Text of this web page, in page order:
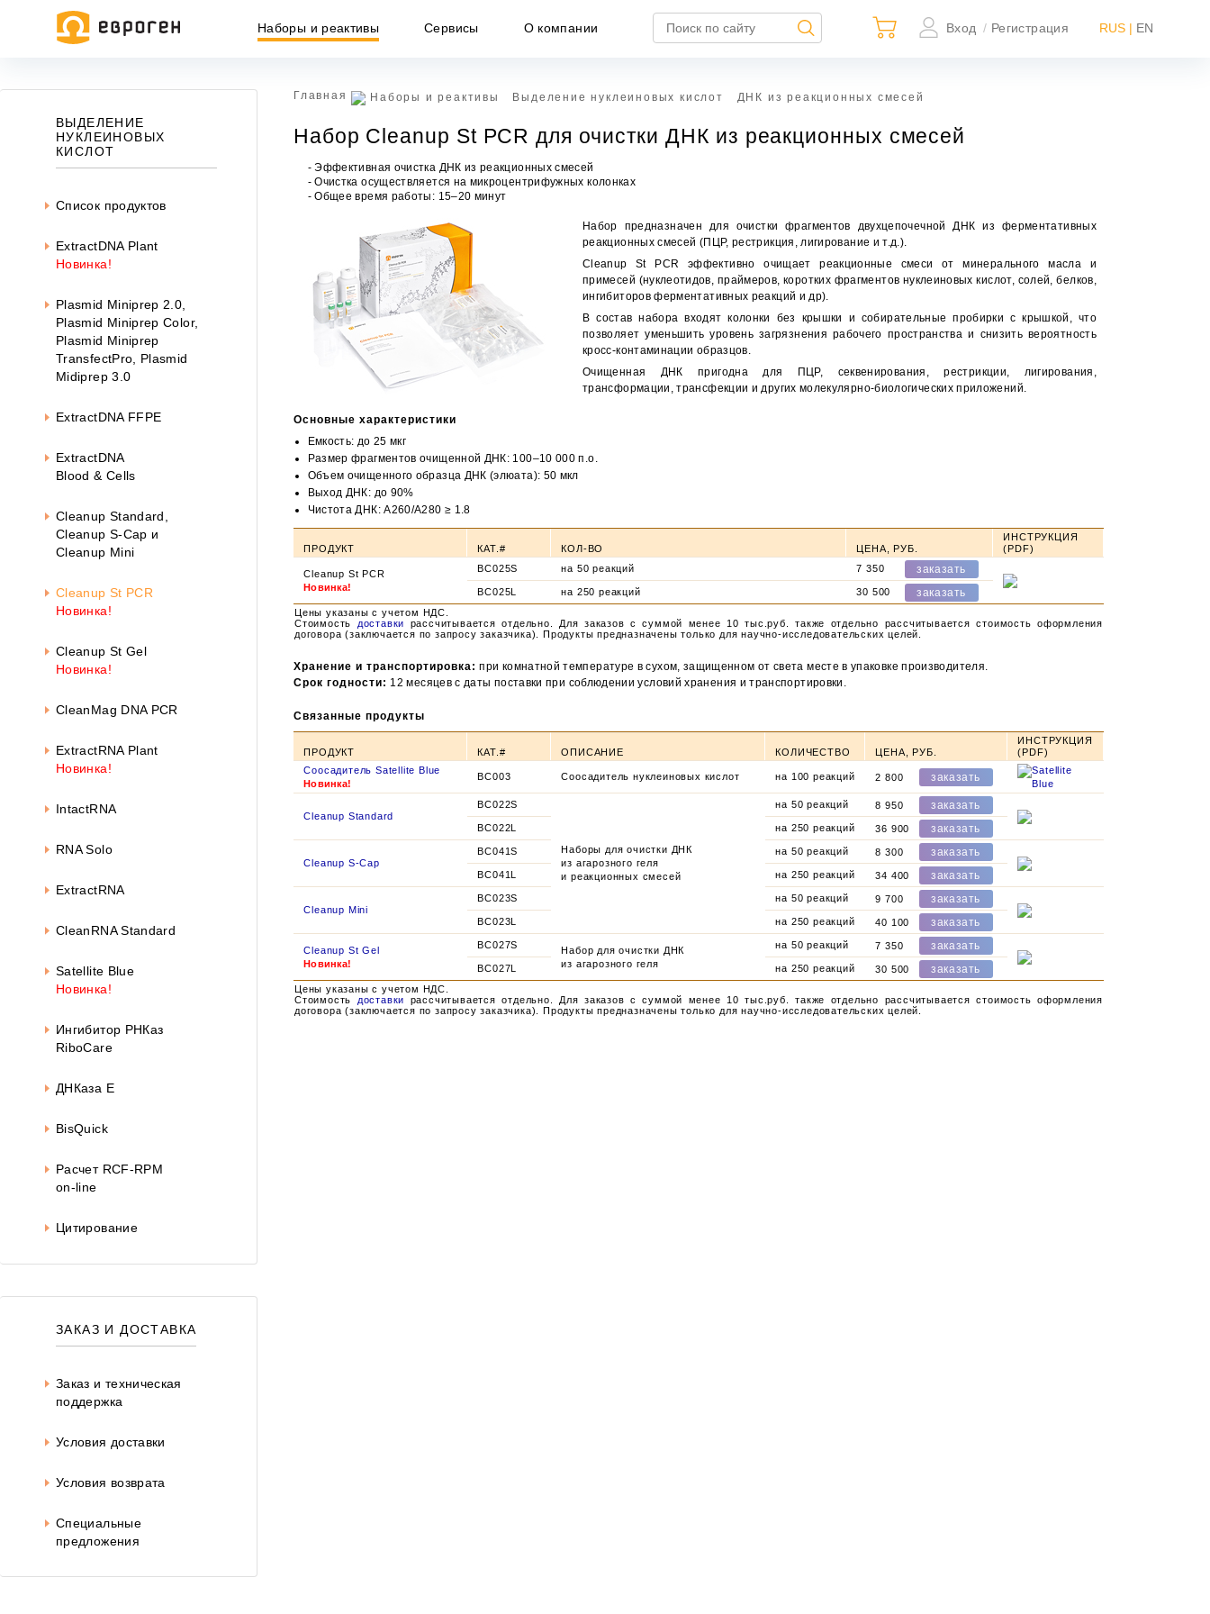
Наборы и реактивы Сервисы О компании Вход / Регистрация RUS | EN
ВЫДЕЛЕНИЕ
НУКЛЕИНОВЫХ
КИСЛОТ
Список продуктов
ExtractDNA Plant
Новинка!
Plasmid Miniprep 2.0,
Plasmid Miniprep Color,
Plasmid Miniprep
TransfectPro, Plasmid
Midiprep 3.0
ExtractDNA FFPE
ExtractDNA
Blood & Cells
Cleanup Standard,
Cleanup S-Cap и
Cleanup Mini
Cleanup St PCR
Новинка!
Cleanup St Gel
Новинка!
CleanMag DNA PCR
ExtractRNA Plant
Новинка!
IntactRNA
RNA Solo
ExtractRNA
CleanRNA Standard
Satellite Blue
Новинка!
Ингибитор РНКаз
RiboCare
ДНКаза Е
BisQuick
Расчет RCF-RPM
on-line
Цитирование
ЗАКАЗ И ДОСТАВКА
Заказ и техническая
поддержка
Условия доставки
Условия возврата
Специальные
предложения
Главная Наборы и реактивы Выделение нуклеиновых кислот ДНК из реакционных смесей
Набор Cleanup St PCR для очистки ДНК из реакционных смесей
- Эффективная очистка ДНК из реакционных смесей
- Очистка осуществляется на микроцентрифужных колонках
- Общее время работы: 15–20 минут
Набор предназначен для очистки фрагментов двухцепочечной ДНК из ферментативных
реакционных смесей (ПЦР, рестрикция, лигирование и т.д.).
Cleanup St PCR эффективно очищает реакционные смеси от минерального масла и
примесей (нуклеотидов, праймеров, коротких фрагментов нуклеиновых кислот, солей, белков,
ингибиторов ферментативных реакций и др).
В состав набора входят колонки без крышки и собирательные пробирки с крышкой, что
позволяет уменьшить уровень загрязнения рабочего пространства и снизить вероятность
кросс-контаминации образцов.
Очищенная ДНК пригодна для ПЦР, секвенирования, рестрикции, лигирования,
трансформации, трансфекции и других молекулярно-биологических приложений.
Основные характеристики
Емкость: до 25 мкг
Размер фрагментов очищенной ДНК: 100–10 000 п.о.
Объем очищенного образца ДНК (элюата): 50 мкл
Выход ДНК: до 90%
Чистота ДНК: А260/А280 ≥ 1.8
ПРОДУКТ КАТ.# КОЛ-ВО ЦЕНА, РУБ.
ИНСТРУКЦИЯ
(PDF)
Цены указаны с учетом НДС.
Стоимость
доставки рассчитывается отдельно. Для заказов с суммой менее 10 тыс.руб. также отдельно рассчитывается стоимость оформления
договора (заключается по запросу заказчика). Продукты предназначены только для научно-исследовательских целей.
Cleanup St PCR
Новинка!
BC025S на 50 реакций 7 350
BC025L на 250 реакций 30 500
Хранение и транспортировка: при комнатной температуре в сухом, защищенном от света месте в упаковке производителя.
Срок годности: 12 месяцев с даты поставки при соблюдении условий хранения и транспортировки.
Связанные продукты
ПРОДУКТ КАТ.# ОПИСАНИЕ КОЛИЧЕСТВО ЦЕНА, РУБ.
ИНСТРУКЦИЯ
(PDF)
Цены указаны с учетом НДС.
Стоимость
доставки рассчитывается отдельно. Для заказов с суммой менее 10 тыс.руб. также отдельно рассчитывается стоимость оформления
договора (заключается по запросу заказчика). Продукты предназначены только для научно-исследовательских целей.
Соосадитель Satellite Blue
Новинка!
BC003 Cоосадитель нуклеиновых кислот на 100 реакций 2 800
Cleanup Standard
BC022S
Наборы для очистки ДНК
из агарозного геля
и реакционных смесей
на 50 реакций 8 950
BC022L на 250 реакций 36 900
Cleanup S-Cap
BC041S на 50 реакций 8 300
BC041L на 250 реакций 34 400
Cleanup Mini
BC023S на 50 реакций 9 700
BC023L на 250 реакций 40 100
Cleanup St Gel
Новинка!
BC027S
Набор для очистки ДНК
из агарозного геля
на 50 реакций 7 350
BC027L на 250 реакций 30 500
НЕ ЯВЛЯЕТСЯ ПУБЛИЧНОЙ ОФЕРТОЙ
×
Информация, представленная на сайте, носит исключительно
информационный характер и ни при каких условиях не является публичной
офертой, определяемой положениями статьи 437 ГК РФ.